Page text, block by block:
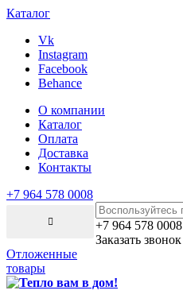
Каталог
Vk
Instagram
Facebook
Behance
О компании
Каталог
Оплата
Доставка
Контакты
+7 964 578 0008
+7 964 578 0008
Заказать звонок
Отложенные
товары